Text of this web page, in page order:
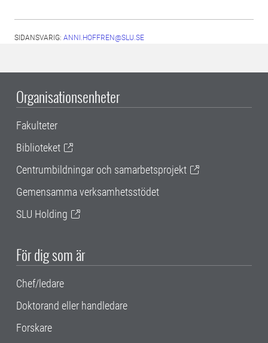
SIDANSVARIG: ANNI.HOFFREN@SLU.SE
Organisationsenheter
Fakulteter
Biblioteket
Centrumbildningar och samarbetsprojekt
Gemensamma verksamhetsstödet
SLU Holding
För dig som är
Chef/ledare
Doktorand eller handledare
Forskare